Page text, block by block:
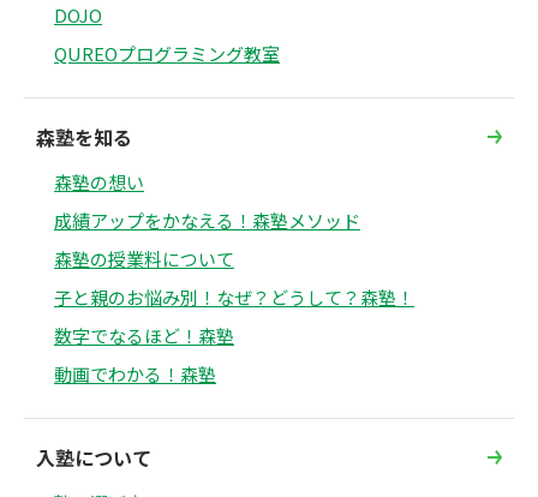
DOJO
QUREOプログラミング教室
森塾を知る
森塾の想い
成績アップをかなえる！森塾メソッド
森塾の授業料について
子と親のお悩み別！なぜ？どうして？森塾！
数字でなるほど！森塾
動画でわかる！森塾
入塾について